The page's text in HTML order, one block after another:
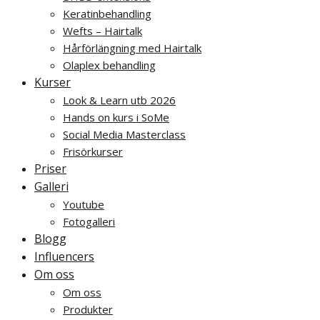
Keratinbehandling
Wefts – Hairtalk
Hårförlängning med Hairtalk
Olaplex behandling
Kurser
Look & Learn utb 2026
Hands on kurs i SoMe
Social Media Masterclass
Frisörkurser
Priser
Galleri
Youtube
Fotogalleri
Blogg
Influencers
Om oss
Om oss
Produkter